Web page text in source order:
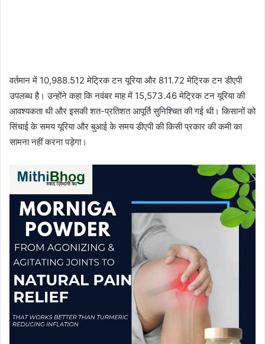
वर्तमान में 10,988.512 मेट्रिक टन यूरिया और 811.72 मेट्रिक टन डीएपी
उपलब्ध है। उन्होंने कहा कि नवंबर माह में 15,573.46 मेट्रिक टन यूरिया की
आवश्यकता थी और इसकी शत-प्रतिशत आपूर्ति सुनिश्चित की गई थी। किसानों को
सिंचाई के समय यूरिया और बुआई के समय डीएपी की किसी प्रकार की कमी का
सामना नहीं करना पड़ेगा।